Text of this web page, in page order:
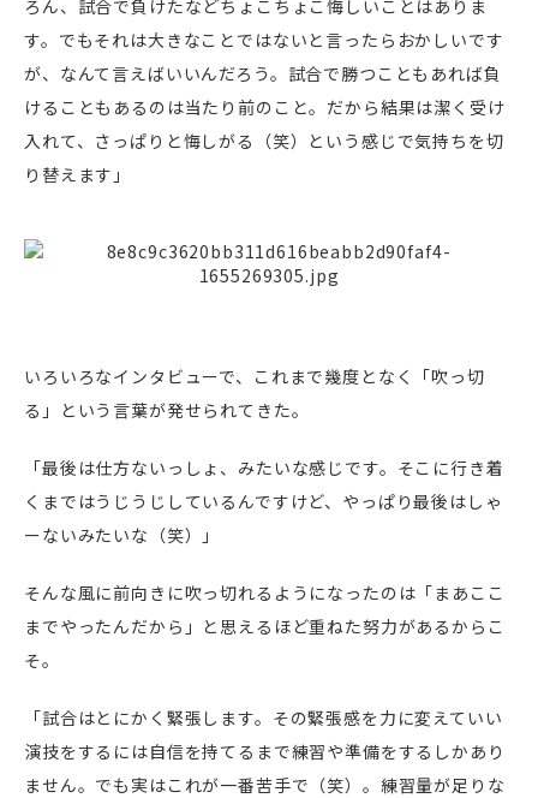
ろん、試合で負けたなどちょこちょこ悔しいことはありま
す。でもそれは大きなことではないと言ったらおかしいです
が、なんて言えばいいんだろう。試合で勝つこともあれば負
けることもあるのは当たり前のこと。だから結果は潔く受け
入れて、さっぱりと悔しがる（笑）という感じで気持ちを切
り替えます」
いろいろなインタビューで、これまで幾度となく「吹っ切
る」という言葉が発せられてきた。
「最後は仕方ないっしょ、みたいな感じです。そこに行き着
くまではうじうじしているんですけど、やっぱり最後はしゃ
ーないみたいな（笑）」
そんな風に前向きに吹っ切れるようになったのは「まあここ
までやったんだから」と思えるほど重ねた努力があるからこ
そ。
「試合はとにかく緊張します。その緊張感を力に変えていい
演技をするには自信を持てるまで練習や準備をするしかあり
ません。でも実はこれが一番苦手で（笑）。練習量が足りな